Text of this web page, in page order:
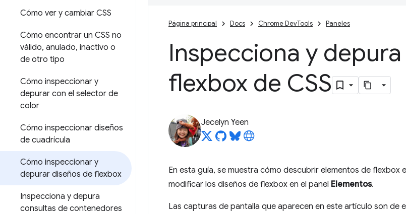
Cómo ver y cambiar CSS
Cómo encontrar un CSS no
válido, anulado, inactivo o
de otro tipo
Cómo inspeccionar y
depurar con el selector de
color
Cómo inspeccionar diseños
de cuadrícula
Cómo inspeccionar y
depurar diseños de flexbox
Inspecciona y depura
consultas de contenedores
Página principal Docs Chrome DevTools Paneles
Inspecciona y
flexbox de CSS
Jecelyn Yeen
En esta guía, se muestra cómo descubrir elementos de flexbox
modificar los diseños de flexbox en el panel Elementos.
Las capturas de pantalla que aparecen en este artículo son de